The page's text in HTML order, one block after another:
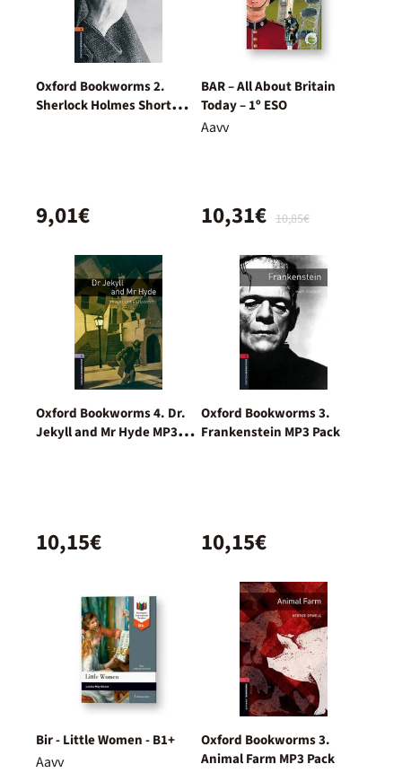
Oxford Bookworms 2.
Sherlock Holmes Short
9,01€
BAR – All About Britain
Today – 1º ESO
Aavv
10,85€
10,31€
Oxford Bookworms 4. Dr.
Jekyll and Mr Hyde MP3
10,15€
Oxford Bookworms 3.
Frankenstein MP3 Pack
10,15€
Bir - Little Women - B1+
Aavv
Oxford Bookworms 3.
Animal Farm MP3 Pack